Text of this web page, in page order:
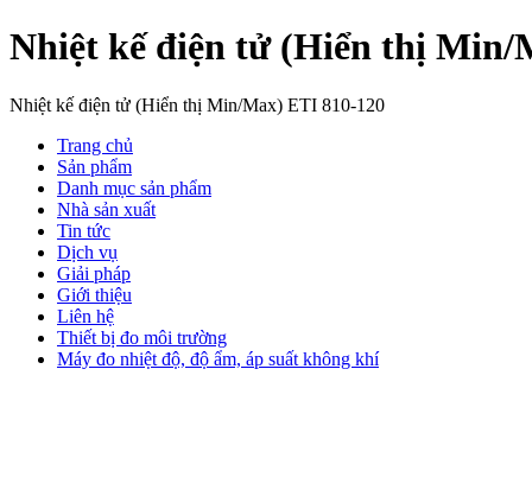
Nhiệt kế điện tử (Hiển thị Min/
Nhiệt kế điện tử (Hiển thị Min/Max) ETI 810-120
Trang chủ
Sản phẩm
Danh mục sản phẩm
Nhà sản xuất
Tin tức
Dịch vụ
Giải pháp
Giới thiệu
Liên hệ
Thiết bị đo môi trường
Máy đo nhiệt độ, độ ẩm, áp suất không khí